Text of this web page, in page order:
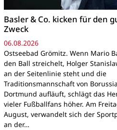
Basler & Co. kicken für den
Zweck
06.08.2026
Ostseebad Grömitz. Wenn Mario
den Ball streichelt, Holger
an der Seitenlinie steht und die
Traditionsmannschaft von Borussia
Dortmund aufläuft, schlägt das
vieler Fußballfans höher. Am
August, verwandelt sich der
an der…